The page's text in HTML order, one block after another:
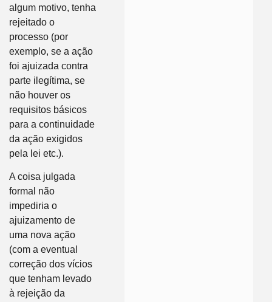
algum motivo, tenha
rejeitado o
processo (por
exemplo, se a ação
foi ajuizada contra
parte ilegítima, se
não houver os
requisitos básicos
para a continuidade
da ação exigidos
pela lei etc.).
A coisa julgada
formal não
impediria o
ajuizamento de
uma nova ação
(com a eventual
correção dos vícios
que tenham levado
à rejeição da